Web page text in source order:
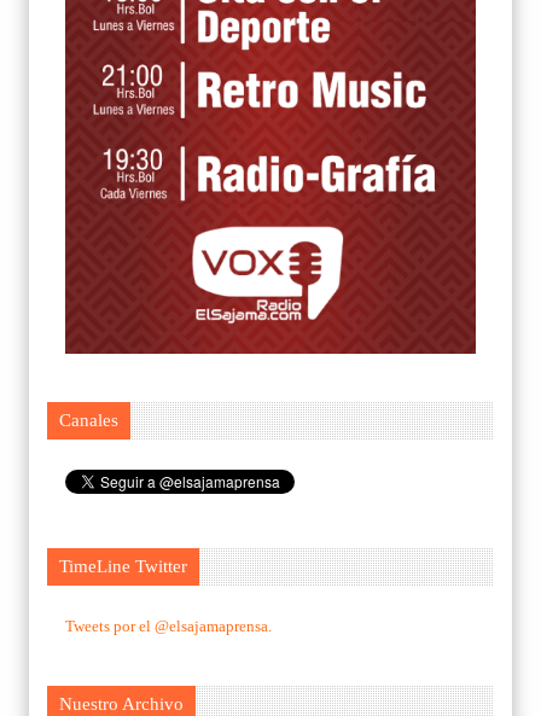
Canales
TimeLine Twitter
Tweets por el @elsajamaprensa.
Nuestro Archivo